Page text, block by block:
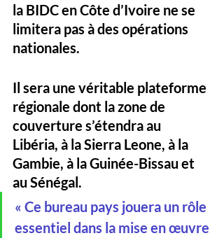
la BIDC en Côte d’Ivoire ne se
limitera pas à des opérations
nationales.
Il sera une véritable plateforme
régionale dont la zone de
couverture s’étendra au
Libéria, à la Sierra Leone, à la
Gambie, à la Guinée-Bissau et
au Sénégal.
« Ce bureau pays jouera un rôle
essentiel dans la mise en œuvre